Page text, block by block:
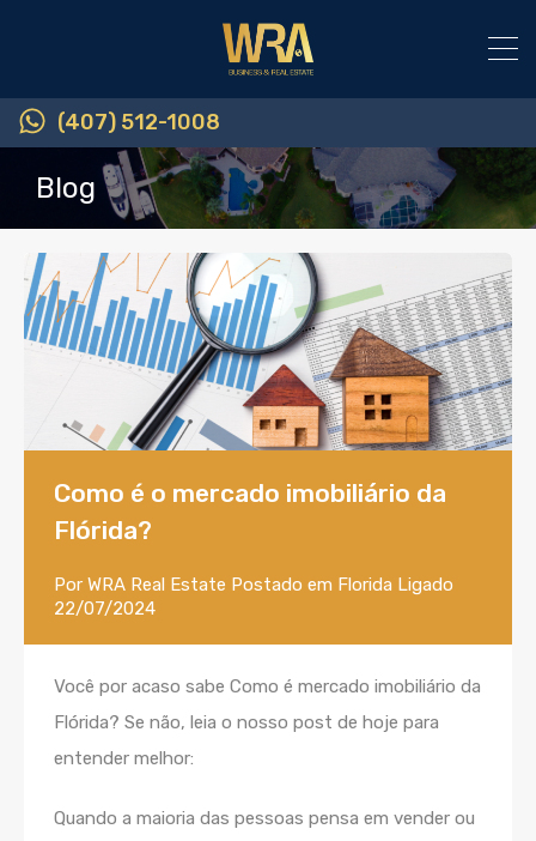
(407) 512-1008
Blog
Como é o mercado imobiliário da
Flórida?
Por WRA Real Estate Postado em Florida Ligado
22/07/2024
Você por acaso sabe Como é mercado imobiliário da
Flórida? Se não, leia o nosso post de hoje para
entender melhor:
Quando a maioria das pessoas pensa em vender ou